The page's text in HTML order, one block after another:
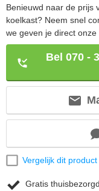
Benieuwd naar de prijs
koelkast? Neem snel
we geven je direct
Bel 070 -
Vergelijk dit product
Gratis